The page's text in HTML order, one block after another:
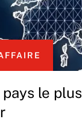
le plus